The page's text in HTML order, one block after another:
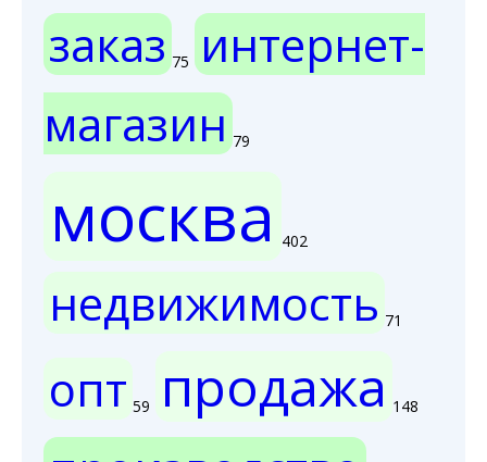
заказ 75
интернет-
магазин 79
москва 402
недвижимость 71
опт 59 продажа 148